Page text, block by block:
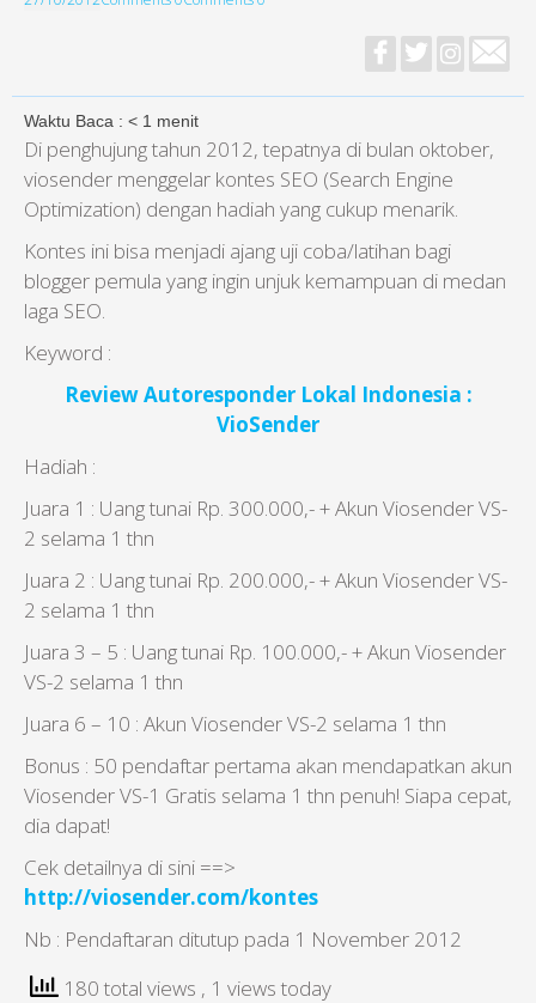
Waktu Baca : < 1 menit
Di penghujung tahun 2012, tepatnya di bulan oktober,
viosender menggelar kontes SEO (Search Engine
Optimization) dengan hadiah yang cukup menarik.
Kontes ini bisa menjadi ajang uji coba/latihan bagi
blogger pemula yang ingin unjuk kemampuan di medan
laga SEO.
Keyword :
Review Autoresponder Lokal Indonesia :
VioSender
Hadiah :
Juara 1 : Uang tunai Rp. 300.000,- + Akun Viosender VS-
2 selama 1 thn
Juara 2 : Uang tunai Rp. 200.000,- + Akun Viosender VS-
2 selama 1 thn
Juara 3 – 5 : Uang tunai Rp. 100.000,- + Akun Viosender
VS-2 selama 1 thn
Juara 6 – 10 : Akun Viosender VS-2 selama 1 thn
Bonus : 50 pendaftar pertama akan mendapatkan akun
Viosender VS-1 Gratis selama 1 thn penuh! Siapa cepat,
dia dapat!
Cek detailnya di sini ==>
http://viosender.com/kontes
Nb : Pendaftaran ditutup pada 1 November 2012
180 total views , 1 views today